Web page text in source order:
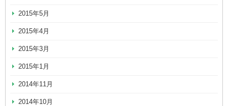
2015年5月
2015年4月
2015年3月
2015年1月
2014年11月
2014年10月